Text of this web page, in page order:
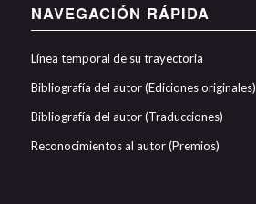
NAVEGACIÓN RÁPIDA
Línea temporal de su trayectoria
Bibliografía del autor (Ediciones originales)
Bibliografía del autor (Traducciones)
Reconocimientos al autor (Premios)